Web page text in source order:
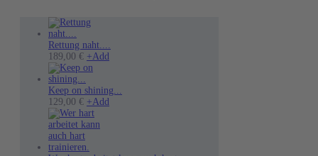
Rettung naht....
189,00 € +Add
mehrere
Keep on shining...
129,00 € +Add